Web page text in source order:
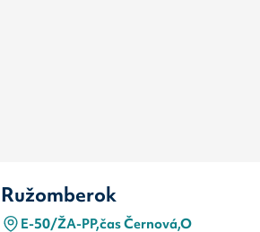
Ružomberok
E-50/ŽA-PP,čas Černová,O